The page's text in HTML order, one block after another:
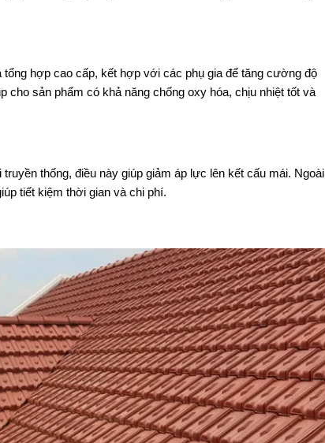
hợp cao cấp, kết hợp với các phụ gia để tăng cường độ
cho sản phẩm có khả năng chống oxy hóa, chịu nhiệt tốt và
thống, điều này giúp giảm áp lực lên kết cấu mái. Ngoài
tiết kiệm thời gian và chi phí.